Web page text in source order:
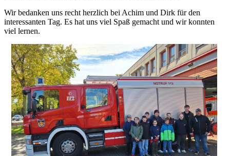
Wir bedanken uns recht herzlich bei Achim und Dirk für den
interessanten Tag. Es hat uns viel Spaß gemacht und wir konnten
viel lernen.